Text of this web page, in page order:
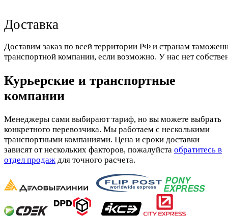
Доставка
Доставим заказ по всей территории РФ и странам
транспортной компании, если возможно. У нас нет
Курьерские и транспортные
компании
Менеджеры сами выбирают тариф, но вы можете выбрать
конкретного перевозчика. Мы работаем с несколькими
транспортными компаниями. Цена и сроки доставки
зависят от нескольких факторов, пожалуйста обратитесь в
отдел продаж для точного расчета.